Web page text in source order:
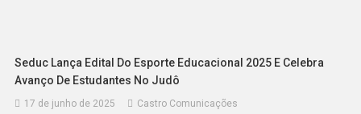
Seduc Lança Edital Do Esporte Educacional 2025 E Celebra
Avanço De Estudantes No Judô
17 de junho de 2025 Castro Comunicações